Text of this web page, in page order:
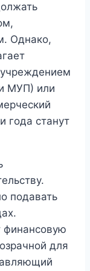
Однако,
МУП) или
года станут
подавать
финансовую
для